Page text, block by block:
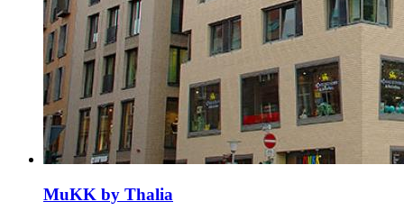
MuKK by Thalia